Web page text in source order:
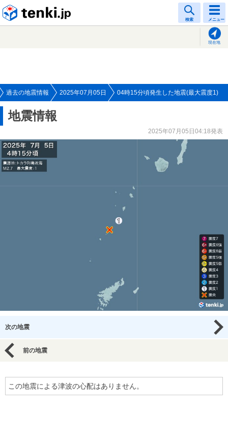
検索 メニュー
現在地
過去の地震情報 2025年07月05日 04時15分頃発生した地震(最大震度1)
地震情報
2025年07月05日04:18発表
次の地震
前の地震
この地震による津波の心配はありません。